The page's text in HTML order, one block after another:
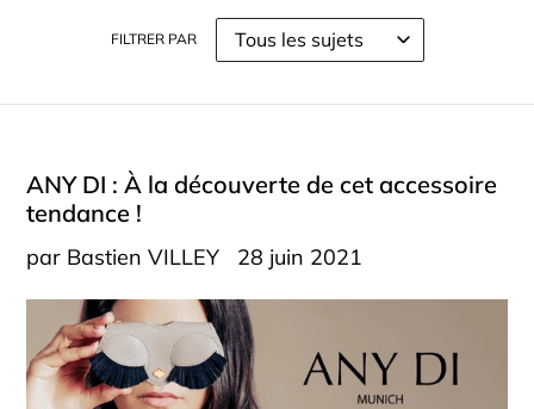
FILTRER PAR
ANY DI : À la découverte de cet accessoire
tendance !
par Bastien VILLEY 28 juin 2021